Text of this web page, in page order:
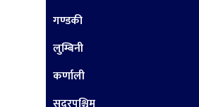
गण्डकी
लुम्बिनी
कर्णाली